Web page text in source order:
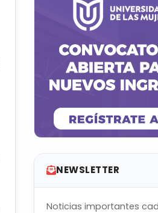
NEWSLETTER
Noticias importantes